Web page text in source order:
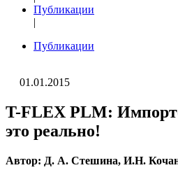
Публикации
|
Публикации
01.01.2015
T-FLEX PLM:
это реально!
Автор: Д. А. Стешина, И.Н.